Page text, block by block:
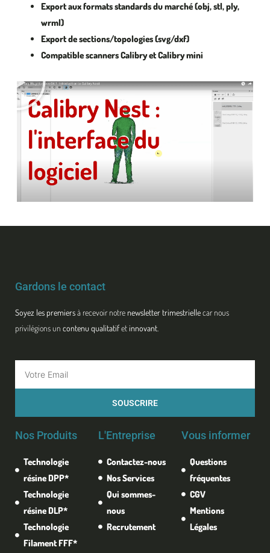
Export aux formats standards du marché (obj, stl, ply,
wrml)
Export de sections/topologies (svg/dxf)
Compatible scanners Calibry et Calibry mini
Lire
Gardons le contact
Soyez les premiersà recevoir notrenewsletter trimestriellecar nous
privilégions un contenu qualitatifetinnovant
SOUSCRIRE
Nos Produits
Technologie
résine DPP*
Technologie
résine DLP*
Technologie
Filament FFF*
L'Entreprise
Contactez-nous
Nos Services
Qui sommes-
nous
Recrutement
Vous informer
Questions
fréquentes
CGV
Mentions
Légales